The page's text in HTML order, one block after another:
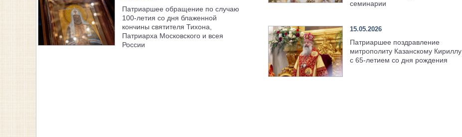
Патриаршее обращение по случаю
100-летия со дня блаженной
кончины святителя Тихона,
Патриарха Московского и всея
России
семинарии
15.05.2026
Патриаршее поздравление
митрополиту Казанскому Кириллу
с 65-летием со дня рождения